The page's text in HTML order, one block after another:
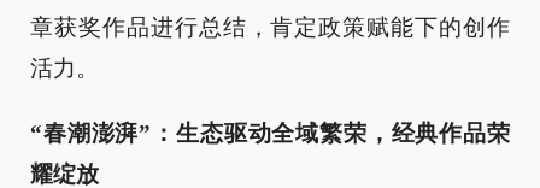
章获奖作品进行总结，肯定政策赋能下的创作
活力。
“春潮澎湃”：生态驱动全域繁荣，经典作品荣
耀绽放